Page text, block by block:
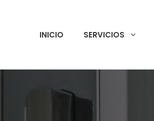
INICIO SERVICIOS